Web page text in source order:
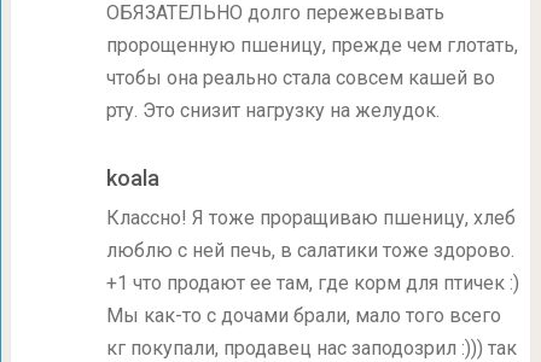
ОБЯЗАТЕЛЬНО долго пережевывать
пророщенную пшеницу, прежде чем глотать,
чтобы она реально стала совсем кашей во
рту. Это снизит нагрузку на желудок.
koala
Классно! Я тоже проращиваю пшеницу, хлеб
люблю с ней печь, в салатики тоже здорово.
+1 что продают ее там, где корм для птичек :)
Мы как-то с дочами брали, мало того всего
кг покупали, продавец нас заподозрил :))) так